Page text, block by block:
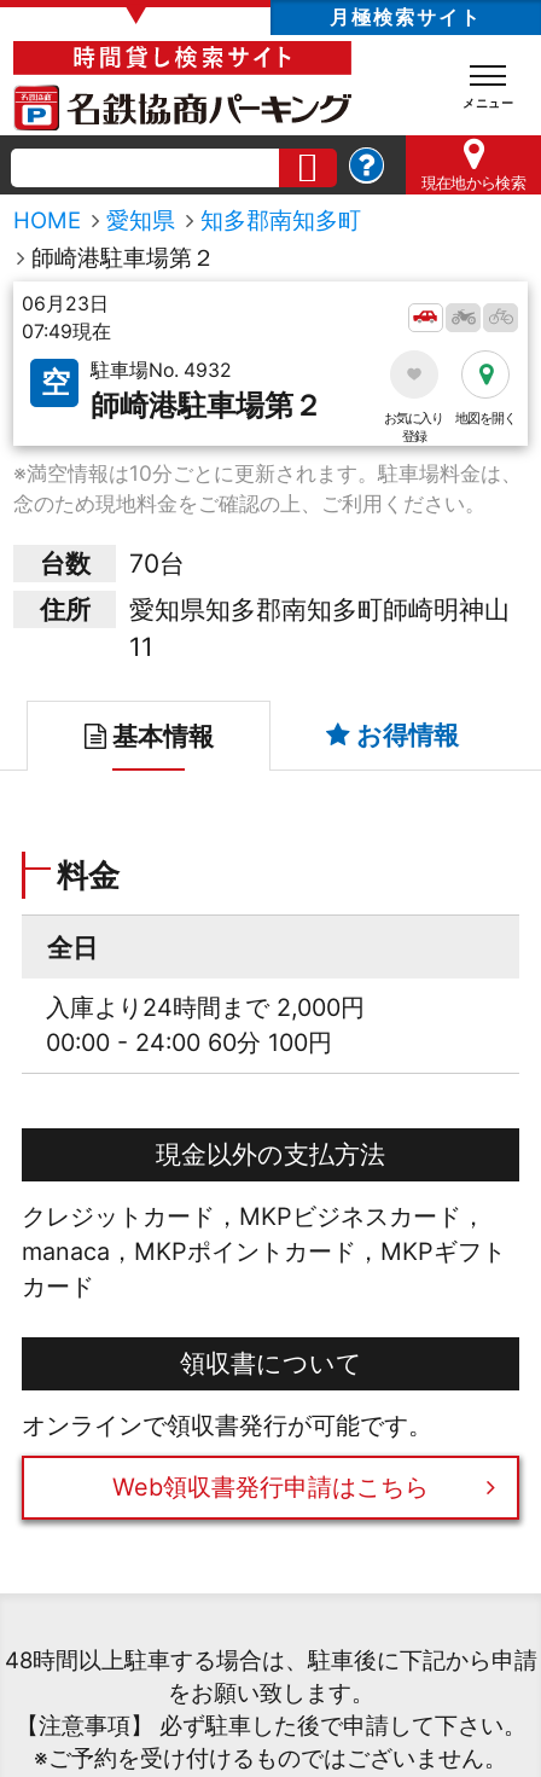
▼ 月極検索サイト
現在地から検索
HOME 愛知県
知多郡南知多町
師崎港駐車場第２
06月23日
07:49現在
空 駐車場No. 4932
師崎港駐車場第２
お気に入り
登録
地図を開く
※満空情報は10分ごとに更新されます。駐車場料金は、
念のため現地料金をご確認の上、ご利用ください。
台数
70台
住所
愛知県知多郡南知多町師崎明神山
11
基本情報 お得情報
料金
全日
入庫より24時間まで 2,000円
00:00 - 24:00 60分 100円
現金以外の支払方法
クレジットカード，MKPビジネスカード，
manaca，MKPポイントカード，MKPギフト
カード
領収書について
オンラインで領収書発行が可能です。
Web領収書発行申請はこちら
48時間以上駐車する場合は、駐車後に下記から申請
をお願い致します。
【注意事項】 必ず駐車した後で申請して下さい。
※ご予約を受け付けるものではございません。